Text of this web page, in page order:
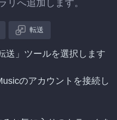
リへ追加します。
転送
送」ツールを選択します
のアカウントを接続し